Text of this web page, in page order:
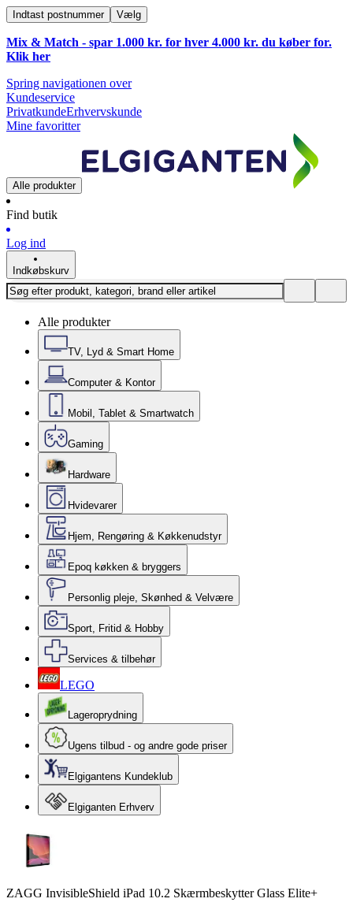
Indtast postnummer Vælg
Mix & Match - spar 1.000 kr. for hver 4.000 kr. du køber for.
Klik her
Spring navigationen over
Kundeservice
PrivatkundeErhvervskunde
Mine favoritter
Alle produkter
Find butik
Log ind
Indkøbskurv
Alle produkter
TV, Lyd & Smart Home
Computer & Kontor
Mobil, Tablet & Smartwatch
Gaming
Hardware
Hvidevarer
Hjem, Rengøring & Køkkenudstyr
Epoq køkken & bryggers
Personlig pleje, Skønhed & Velvære
Sport, Fritid & Hobby
Services & tilbehør
LEGO
Lageroprydning
Ugens tilbud - og andre gode priser
Elgigantens Kundeklub
Elgiganten Erhverv
ZAGG InvisibleShield iPad 10.2 Skærmbeskytter Glass Elite+